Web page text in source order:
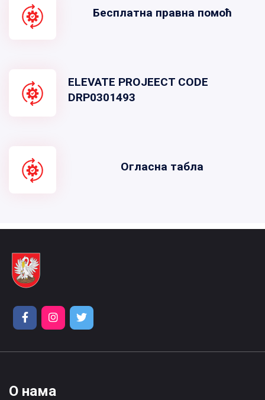
Бесплатна правна помоћ
ELEVATE PROJEECT CODE
DRP0301493
Огласна табла
О нама